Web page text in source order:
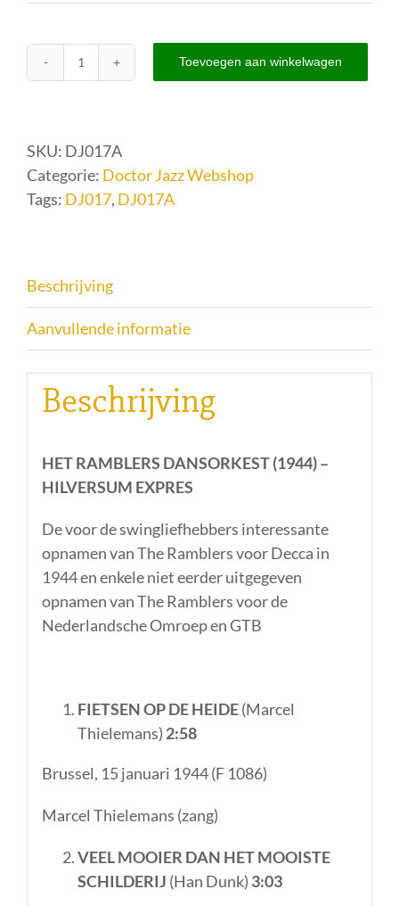
DJ017
Ramblers
Dansorkest
(1944)
aantal
Toevoegen aan winkelwagen
SKU: DJ017A
Categorie: Doctor Jazz Webshop
Tags: DJ017, DJ017A
Beschrijving
Aanvullende informatie
Beschrijving
HET RAMBLERS DANSORKEST (1944) –
HILVERSUM EXPRES
De voor de swingliefhebbers interessante
opnamen van The Ramblers voor Decca in
1944 en enkele niet eerder uitgegeven
opnamen van The Ramblers voor de
Nederlandsche Omroep en GTB
FIETSEN OP DE HEIDE(Marcel
Thielemans) 2:58
Brussel, 15 januari 1944 (F 1086)
Marcel Thielemans (zang)
VEEL MOOIER DAN HET MOOISTE
SCHILDERIJ (Han Dunk) 3:03